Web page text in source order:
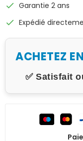
check Garantie 2 ans
check Expédié
ACHETEZ
✅ Satisfait